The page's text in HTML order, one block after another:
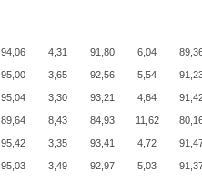
94,06 4,31 91,80 6,04
95,00 3,65 92,56 5,54
95,04 3,30 93,21 4,64
89,64 8,43 84,93 11,62
95,42 3,35 93,41 4,72
95,03 3,49 92,97 5,03